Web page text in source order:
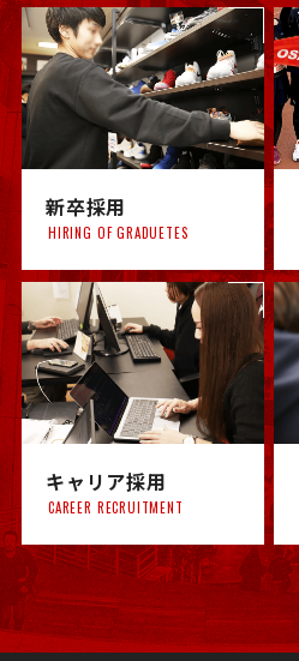
新卒採用
HIRING OF GRADUETES
キャリア採用
CAREER RECRUITMENT